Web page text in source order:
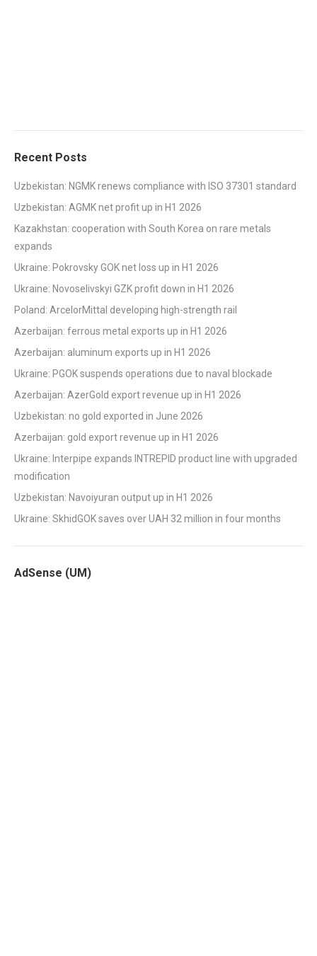
Recent Posts
Uzbekistan: NGMK renews compliance with ISO 37301 standard
Uzbekistan: AGMK net profit up in H1 2026
Kazakhstan: cooperation with South Korea on rare metals
expands
Ukraine: Pokrovsky GOK net loss up in H1 2026
Ukraine: Novoselivskyi GZK profit down in H1 2026
Poland: ArcelorMittal developing high-strength rail
Azerbaijan: ferrous metal exports up in H1 2026
Azerbaijan: aluminum exports up in H1 2026
Ukraine: PGOK suspends operations due to naval blockade
Azerbaijan: AzerGold export revenue up in H1 2026
Uzbekistan: no gold exported in June 2026
Azerbaijan: gold export revenue up in H1 2026
Ukraine: Interpipe expands INTREPID product line with upgraded
modification
Uzbekistan: Navoiyuran output up in H1 2026
Ukraine: SkhidGOK saves over UAH 32 million in four months
AdSense (UM)